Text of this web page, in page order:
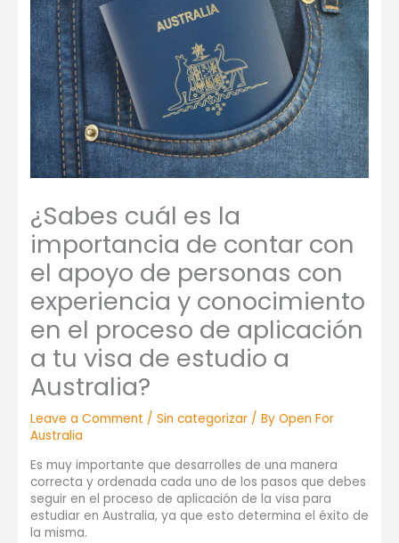
¿Sabes cuál es la
importancia de contar con
el apoyo de personas con
experiencia y conocimiento
en el proceso de aplicación
a tu visa de estudio a
Australia?
Leave a Comment / Sin categorizar/ By Open For
Australia
Es muy importante que desarrolles de una manera
correcta y ordenada cada uno de los pasos que debes
seguir en el proceso de aplicación de la visa para
estudiar en Australia, ya que esto determina el éxito de
la misma.